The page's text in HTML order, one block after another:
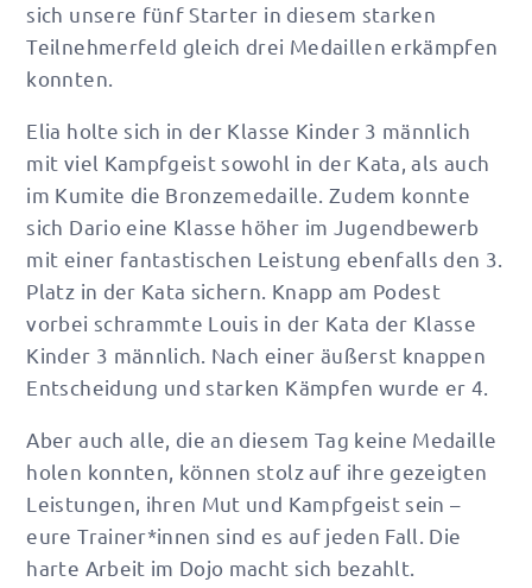
sich unsere fünf Starter in diesem starken
Teilnehmerfeld gleich drei Medaillen erkämpfen
konnten.
Elia holte sich in der Klasse Kinder 3 männlich
mit viel Kampfgeist sowohl in der Kata, als auch
im Kumite die Bronzemedaille. Zudem konnte
sich Dario eine Klasse höher im Jugendbewerb
mit einer fantastischen Leistung ebenfalls den 3.
Platz in der Kata sichern. Knapp am Podest
vorbei schrammte Louis in der Kata der Klasse
Kinder 3 männlich. Nach einer äußerst knappen
Entscheidung und starken Kämpfen wurde er 4.
Aber auch alle, die an diesem Tag keine Medaille
holen konnten, können stolz auf ihre gezeigten
Leistungen, ihren Mut und Kampfgeist sein –
eure Trainer*innen sind es auf jeden Fall. Die
harte Arbeit im Dojo macht sich bezahlt.